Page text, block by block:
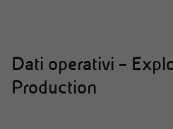
Dati operativi –
Production